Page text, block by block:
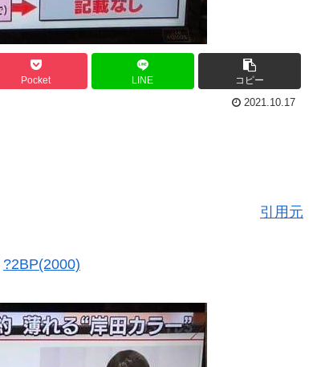
Pocket LINE コピー
2021.10.17
引用元
?2BP(2000)